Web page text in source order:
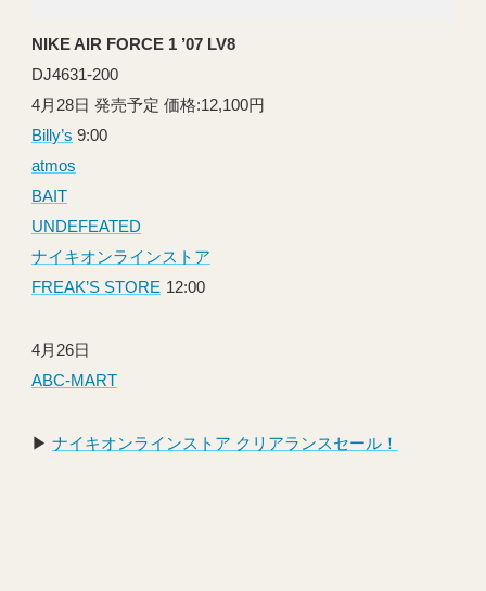
NIKE AIR FORCE 1 ’07 LV8
DJ4631-200
4月28日 発売予定 価格:12,100円
Billy’s 9:00
atmos
BAIT
UNDEFEATED
ナイキオンラインストア
FREAK’S STORE 12:00
4月26日
ABC-MART
▶︎ ナイキオンラインストア クリアランスセール！